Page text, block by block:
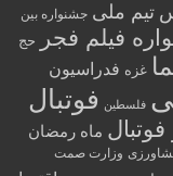
تیم ملی جشنواره بین
فیلم فجر
حج
غزه فدراسیون
فلسطین فوتبال
ماه رمضان
وزارت صمت